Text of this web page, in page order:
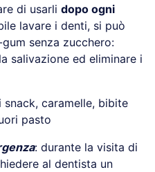
di usarli dopo ogni
lavare i denti, si può
senza zucchero:
salivazione ed eliminare i
snack, caramelle, bibite
pasto
: durante la visita di
al dentista un